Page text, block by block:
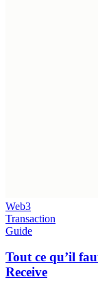
Web3
Transaction
Guide
Tout ce qu’il
Receive